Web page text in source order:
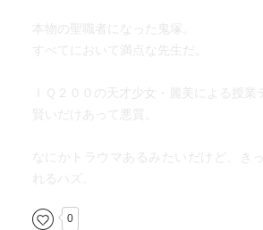
本物の聖職者になった鬼塚。
すべてにおいて満点な先生だ。
ＩＱ２００の天才少女・麗美による授業
賢いだけあって悪質。
なにかトラウマあるみたいだけど、き
れるハズ。
0